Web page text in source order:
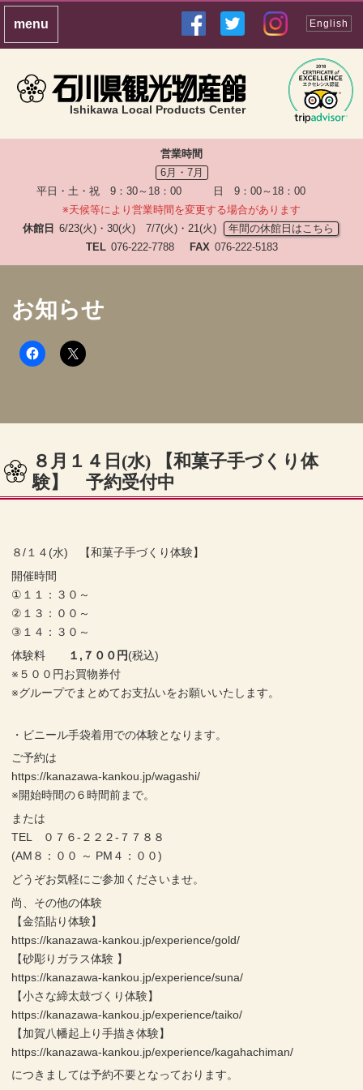
Ishikawa Local Products Center
English
営業時間
6月・7月
平日・土・祝 9：30～18：00 日 9：00～18：00
※天候等により営業時間を変更する場合があります
休館日 6/23(火)・30(火) 7/7(火)・21(火)
年間の休館日はこちら
TEL 076-222-7788 FAX 076-222-5183
お知らせ
８月１４日(水) 【和菓子手づくり体
験】 予約受付中
８/１４(水) 【和菓子手づくり体験】
開催時間
①１１：３０～
②１３：００～
③１４：３０～
体験料
１,７００円(税込)
※５００円お買物券付
※グループでまとめてお支払いをお願いいたします。
・ビニール手袋着用での体験となります。
ご予約は
https://kanazawa-kankou.jp/wagashi/
※開始時間の６時間前まで。
または
TEL ０７６-２２２-７７８８
(AM８：００ ～ PM４：００)
どうぞお気軽にご参加くださいませ。
尚、その他の体験
【金箔貼り体験】
https://kanazawa-kankou.jp/experience/gold/
【砂彫りガラス体験 】
https://kanazawa-kankou.jp/experience/suna/
【小さな締太鼓づくり体験】
https://kanazawa-kankou.jp/experience/taiko/
【加賀八幡起上り手描き体験】
https://kanazawa-kankou.jp/experience/kagahachiman/
につきましては予約不要となっております。